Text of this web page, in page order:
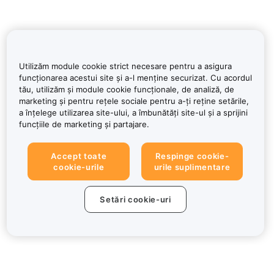
Utilizăm module cookie strict necesare pentru a asigura
funcționarea acestui site și a-l menține securizat. Cu acordul
tău, utilizăm și module cookie funcționale, de analiză, de
marketing și pentru rețele sociale pentru a-ți reține setările,
a înțelege utilizarea site-ului, a îmbunătăți site-ul și a sprijini
funcțiile de marketing și partajare.
Accept toate
cookie-urile
Respinge cookie-
urile suplimentare
Setări cookie-uri